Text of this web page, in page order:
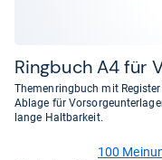
Ring­buch A4 für
Themenringbuch mit
Ablage für
lange Haltbarkeit.
100